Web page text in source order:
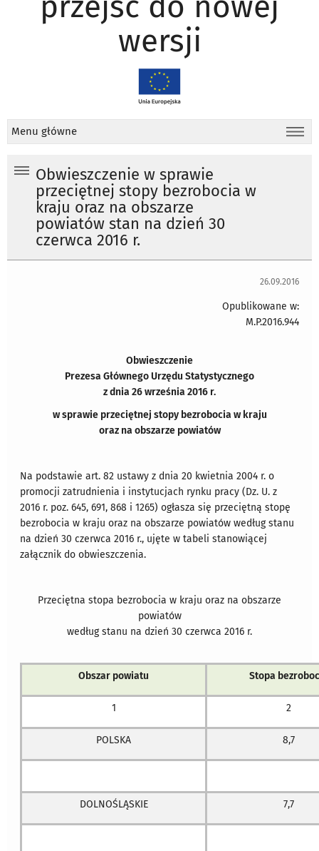
wersji
Menu główne
Obwieszczenie w sprawie
przeciętnej stopy bezrobocia w
kraju oraz na obszarze
powiatów stan na dzień 30
czerwca 2016 r.
26.09.2016
Opublikowane w:
M.P.2016.944
Obwieszczenie
Prezesa Głównego Urzędu Statystycznego
z dnia 26 września 2016 r.
w sprawie przeciętnej stopy bezrobocia w kraju
oraz na obszarze powiatów
Na podstawie art. 82 ustawy z dnia 20 kwietnia 2004 r. o
promocji zatrudnienia i instytucjach rynku pracy (Dz. U. z
2016 r. poz. 645, 691, 868 i 1265) ogłasza się przeciętną stopę
bezrobocia w kraju oraz na obszarze powiatów według stanu
na dzień 30 czerwca 2016 r., ujęte w tabeli stanowiącej
załącznik do obwieszczenia.
Przeciętna stopa bezrobocia w kraju oraz na obszarze
powiatów
według stanu na dzień 30 czerwca 2016 r.
Obszar powiatu Stopa
1 2
POLSKA 8,7
DOLNOŚLĄSKIE 7,7